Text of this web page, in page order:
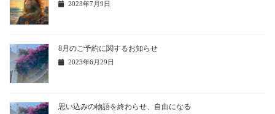
2023年7月9日
8月のご予約に関するお知らせ
2023年6月29日
思い込みの物語を終わらせ、自由になる